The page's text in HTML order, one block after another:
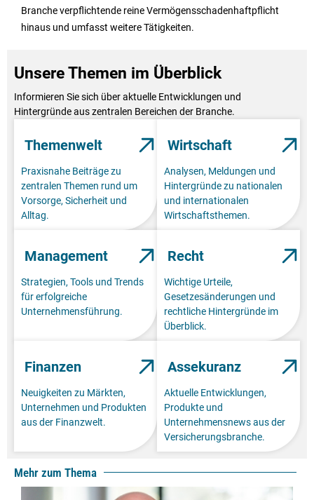
Branche verpflichtende reine Vermögensschadenhaftpflicht
hinaus und umfasst weitere Tätigkeiten.
Unsere Themen im Überblick
Informieren Sie sich über aktuelle Entwicklungen und
Hintergründe aus zentralen Bereichen der Branche.
Themenwelt
Praxisnahe Beiträge zu
zentralen Themen rund um
Vorsorge, Sicherheit und
Alltag.
Wirtschaft
Analysen, Meldungen und
Hintergründe zu nationalen
und internationalen
Wirtschaftsthemen.
Management
Strategien, Tools und Trends
für erfolgreiche
Unternehmensführung.
Recht
Wichtige Urteile,
Gesetzesänderungen und
rechtliche Hintergründe im
Überblick.
Finanzen
Neuigkeiten zu Märkten,
Unternehmen und Produkten
aus der Finanzwelt.
Assekuranz
Aktuelle Entwicklungen,
Produkte und
Unternehmensnews aus der
Versicherungsbranche.
Mehr zum Thema